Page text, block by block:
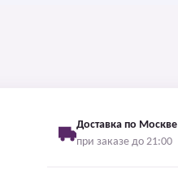
Доставка по Москве
при заказе до 21:00